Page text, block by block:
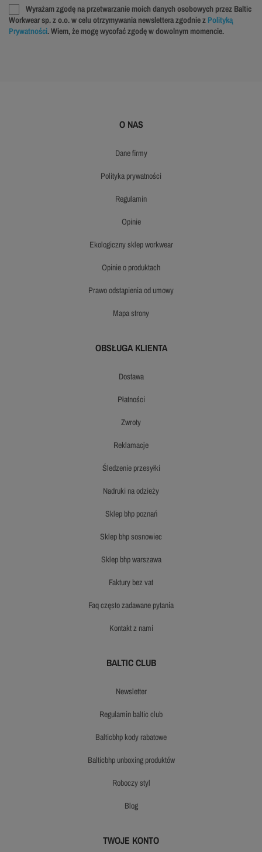
Wyrażam zgodę na przetwarzanie moich danych osobowych przez Baltic
Workwear sp. z o.o. w celu otrzymywania newslettera zgodnie z Polityką
Prywatności. Wiem, że mogę wycofać zgodę w dowolnym momencie.
O NAS
dane firmy
polityka prywatności
regulamin
opinie
ekologiczny sklep workwear
opinie o produktach
prawo odstąpienia od umowy
mapa strony
OBSŁUGA KLIENTA
dostawa
płatności
zwroty
reklamacje
śledzenie przesyłki
nadruki na odzieży
sklep bhp poznań
sklep bhp sosnowiec
sklep bhp warszawa
faktury bez vat
faq często zadawane pytania
kontakt z nami
BALTIC CLUB
newsletter
regulamin baltic club
balticbhp kody rabatowe
balticbhp unboxing produktów
roboczy styl
blog
TWOJE KONTO